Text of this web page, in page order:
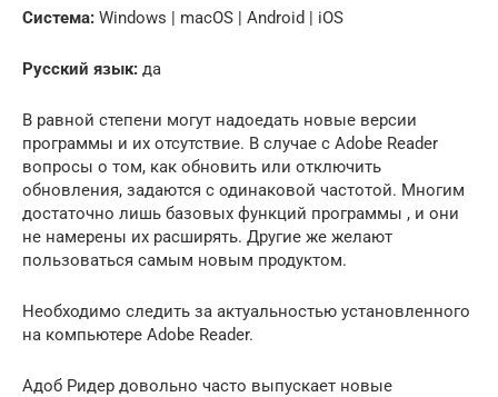
Система: Windows | macOS | Android | iOS
Русский язык: да
В равной степени могут надоедать новые версии
программы и их отсутствие. В случае с Adobe Reader
вопросы о том, как обновить или отключить
обновления, задаются с одинаковой частотой. Многим
достаточно лишь базовых функций программы , и они
не намерены их расширять. Другие же желают
пользоваться самым новым продуктом.
Необходимо следить за актуальностью установленного
на компьютере Adobe Reader.
Адоб Ридер довольно часто выпускает новые